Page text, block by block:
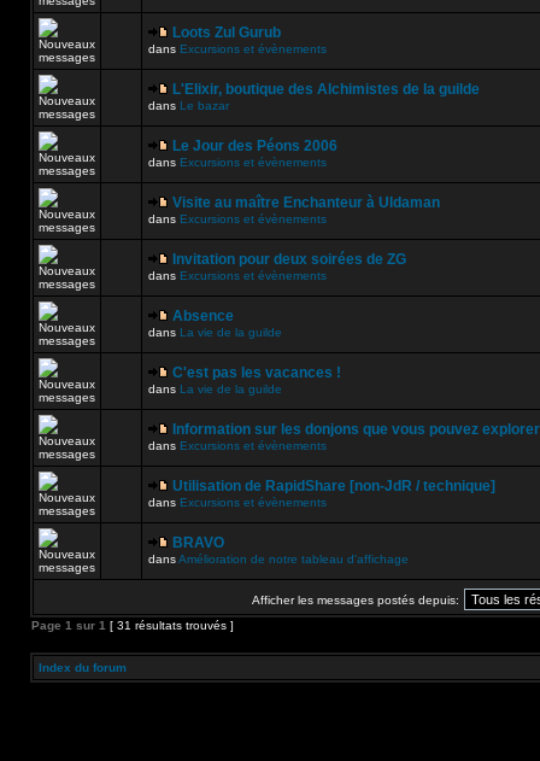
Loots Zul Gurub
dans Excursions et évènements
L'Elixir, boutique des Alchimistes de la guilde
dans Le bazar
Le Jour des Péons 2006
dans Excursions et évènements
Visite au maître Enchanteur à Uldaman
dans Excursions et évènements
Invitation pour deux soirées de ZG
dans Excursions et évènements
Absence
dans La vie de la guilde
C'est pas les vacances !
dans La vie de la guilde
Information sur les donjons que vous pouvez explorer
dans Excursions et évènements
Utilisation de RapidShare [non-JdR / technique]
dans Excursions et évènements
BRAVO
dansAmélioration de notre tableau d'affichage
Afficher les messages postés depuis:
Page 1 sur 1 [ 31 résultats trouvés ]
Index du forum